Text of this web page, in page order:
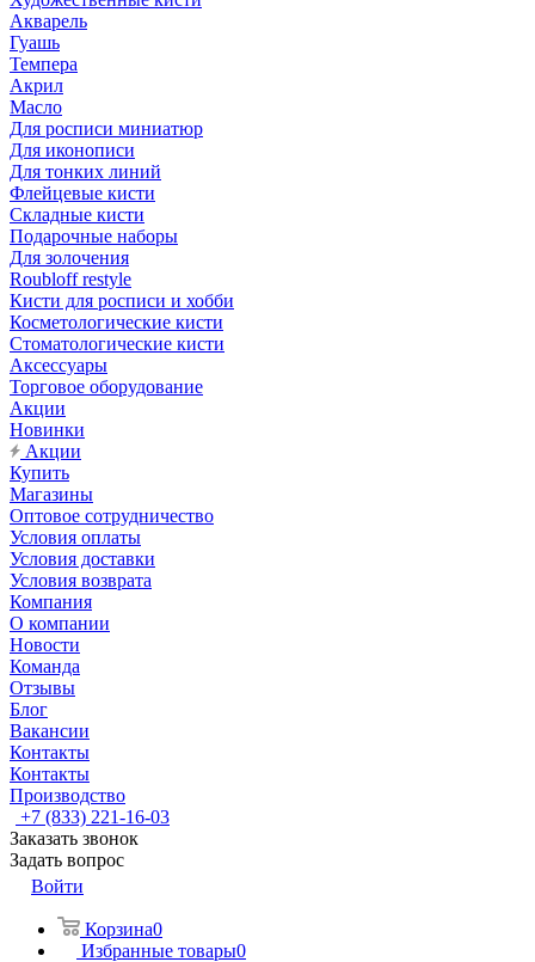
Акварель
Гуашь
Темпера
Акрил
Масло
Для росписи миниатюр
Для иконописи
Для тонких линий
Флейцевые кисти
Складные кисти
Подарочные наборы
Для золочения
Roubloff restyle
Кисти для росписи и хобби
Косметологические кисти
Стоматологические кисти
Аксессуары
Торговое оборудование
Акции
Новинки
Акции
Купить
Магазины
Оптовое сотрудничество
Условия оплаты
Условия доставки
Условия возврата
Компания
О компании
Новости
Команда
Отзывы
Блог
Вакансии
Контакты
Контакты
Производство
+7 (833) 221-16-03
Заказать звонок
Задать вопрос
Войти
Корзина0
Избранные товары0